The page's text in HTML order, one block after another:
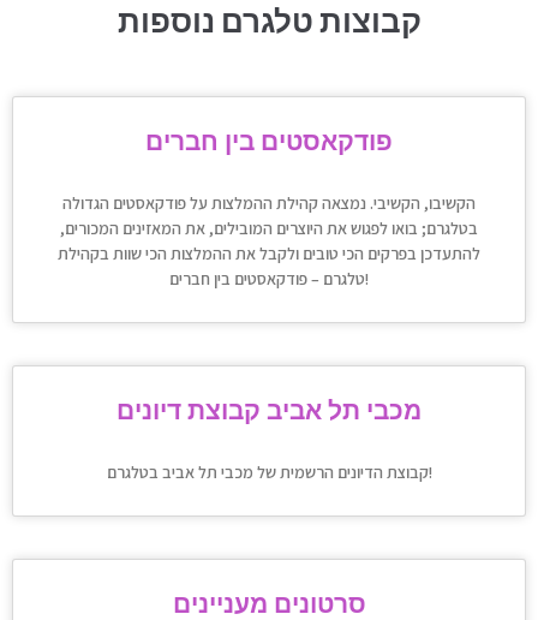
קבוצות טלגרם נוספות
פודקאסטים בין חברים
הקשיבו, הקשיבי. נמצאה קהילת ההמלצות על פודקאסטים הגדולה
בטלגרם; בואו לפגוש את היוצרים המובילים, את המאזינים המכורים,
להתעדכן בפרקים הכי טובים ולקבל את ההמלצות הכי שוות בקהילת
טלגרם – פודקאסטים בין חברים!
מכבי תל אביב קבוצת דיונים
קבוצת הדיונים הרשמית של מכבי תל אביב בטלגרם!
סרטונים מעניינים